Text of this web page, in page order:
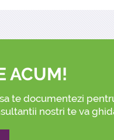
ACUM!
te documentezi
nostri te va